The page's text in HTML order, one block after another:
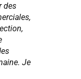
des
Je